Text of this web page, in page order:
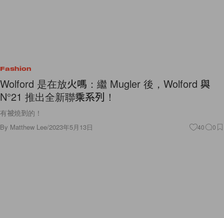
Fashion
Wolford 是在放火嗎：繼 Mugler 後，Wolford 與
N°21 推出全新聯乘系列！
有被燒到的！
By Matthew Lee/2023年5月13日 40 0